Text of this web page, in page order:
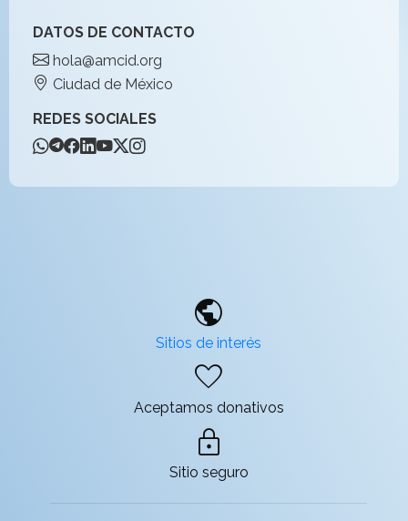
DATOS DE CONTACTO
hola@amcid.org
Ciudad de México
REDES SOCIALES
public
Sitios de interés
favorite
Aceptamos donativos
lock
Sitio seguro